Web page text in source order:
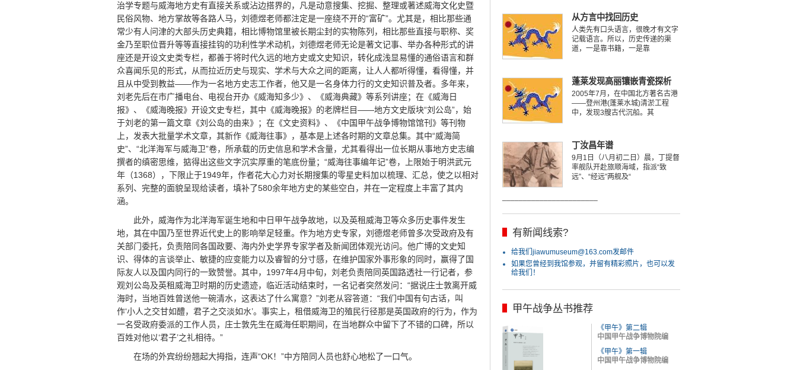
治学专题与威海地方史有直接关系或沾边搭界的，凡是动意搜集、挖掘、整理或著述威海文化史暨
民俗风物、地方掌故等各路人马，刘德煜老师都注定是一座绕不开的“富矿”。尤其是，相比那些通
常少有人问津的大部头历史典籍，相比博物馆里被长期尘封的实物陈列，相比那些直接与职称、奖
金乃至职位晋升等等直接挂钩的功利性学术动机，刘德煜老师无论是著文记事、举办各种形式的讲
座还是开设文史类专栏，都善于将时代久远的地方史或文史知识，转化成浅显易懂的通俗语言和群
众喜闻乐见的形式，从而拉近历史与现实、学术与大众之间的距离，让人人都听得懂，看得懂，并
且从中受到教益——作为一名地方史志工作者，他又是一名身体力行的文史知识普及者。多年来，
刘老先后在市广播电台、电视台开办《威海知多少》、《威海典藏》等系列讲座；在《威海日
报》、《威海晚报》开设文史专栏，其中《威海晚报》的老牌栏目——地方文史版块“刘公岛”，始
于刘老的第一篇文章《刘公岛的由来》；在《文史资料》、《中国甲午战争博物馆馆刊》等刊物
上，发表大批量学术文章，其新作《威海往事》，基本是上述各时期的文章总集。其中“威海简
史”、“北洋海军与威海卫”卷，所承载的历史信息和学术含量，尤其看得出一位长期从事地方史志编
撰者的缜密思维，掂得出这些文字沉实厚重的笔底份量；“威海往事编年记”卷，上限始于明洪武元
年（1368），下限止于1949年，作者花大心力对长期搜集的零星史料加以梳理、汇总，使之以相对
系列、完整的面貌呈现给读者，填补了580余年地方史的某些空白，并在一定程度上丰富了其内
涵。
此外，威海作为北洋海军诞生地和中日甲午战争故地，以及英租威海卫等众多历史事件发生
地，其在中国乃至世界近代史上的影响举足轻重。作为地方史专家，刘德煜老师曾多次受政府及有
关部门委托，负责陪同各国政要、海内外史学界专家学者及新闻团体观光访问。他广博的文史知
识、得体的言谈举止、敏捷的应变能力以及睿智的分寸感，在维护国家外事形象的同时，赢得了国
际友人以及国内同行的一致赞誉。其中，1997年4月中旬，刘老负责陪同英国路透社一行记者，参
观刘公岛及英租威海卫时期的历史遗迹，临近活动结束时，一名记者突然发问：“据说庄士敦离开威
海时，当地百姓曾送他一碗清水，这表达了什么寓意？”刘老从容答道：“我们中国有句古话，叫
作‘小人之交甘如醴，君子之交淡如水’。事实上，租借威海卫的殖民行径那是英国政府的行为，作为
一名受政府委派的工作人员，庄士敦先生在威海任职期间，在当地群众中留下了不错的口碑，所以
百姓对他以‘君子’之礼相待。”
在场的外宾纷纷翘起大拇指，连声“OK！”中方陪同人员也舒心地松了一口气。
从方言中找回历史
人类先有口头语言，很晚才有文字
记载语言。所以，历史传递的渠
道，一是靠书籍，一是靠
蓬莱发现高丽镶嵌青瓷探析
2005年7月，在中国北方著名古港
——登州港(蓬莱水城)清淤工程
中，发现3艘古代沉船。其
丁汝昌年谱
9月1日（八月初二日）晨，丁提督
率舰队开赴旅顺海域，指派“致
远”、“经远”两舰及“
有新闻线索?
给我们jiawumuseum@163.com发邮件
如果您曾经到我馆参观，并留有精彩照片，也可以发
给我们！
甲午战争丛书推荐
《甲午》第二辑
中国甲午战争博物院编
《甲午》第一辑
中国甲午战争博物院编